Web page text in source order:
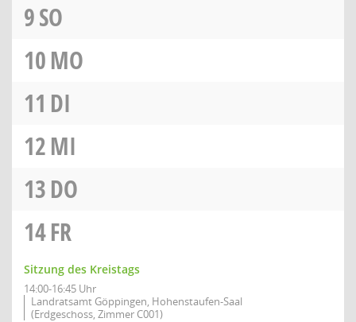
9SO
10MO
11 DI
12MI
13DO
14FR
Sitzung des Kreistags
14:00-16:45 Uhr
Landratsamt Göppingen, Hohenstaufen-Saal
(Erdgeschoss, Zimmer C001)